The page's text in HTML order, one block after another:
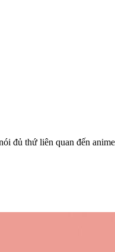
đủ thứ liên quan đến